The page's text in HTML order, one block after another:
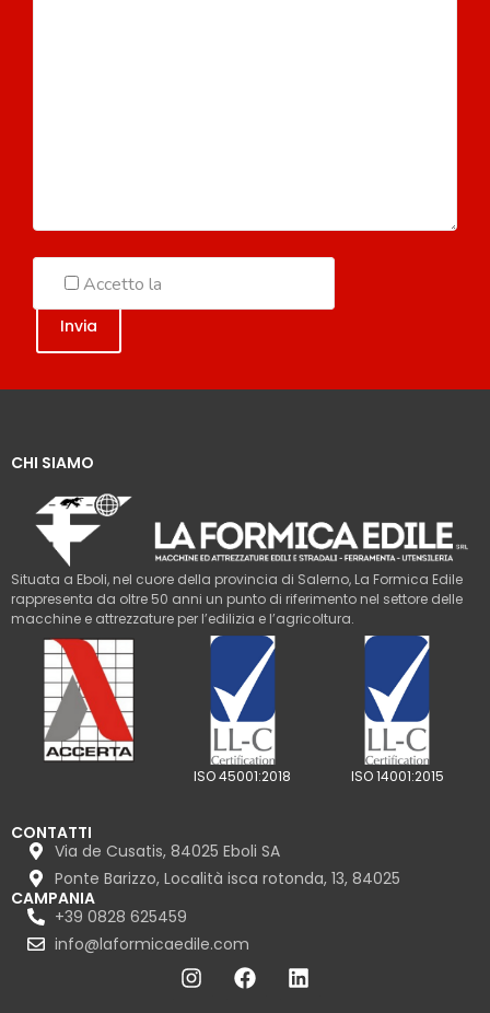
Accetto la
CHI SIAMO
Situata a Eboli, nel cuore della provincia di Salerno, La Formica Edile
rappresenta da oltre 50 anni un punto di riferimento nel settore delle
macchine e attrezzature per l’edilizia e l’agricoltura.
ISO 45001:2018 ISO 14001:2015
CONTATTI
Via de Cusatis, 84025 Eboli SA
Ponte Barizzo, Località isca rotonda, 13, 84025
CAMPANIA
+39 0828 625459
info@laformicaedile.com